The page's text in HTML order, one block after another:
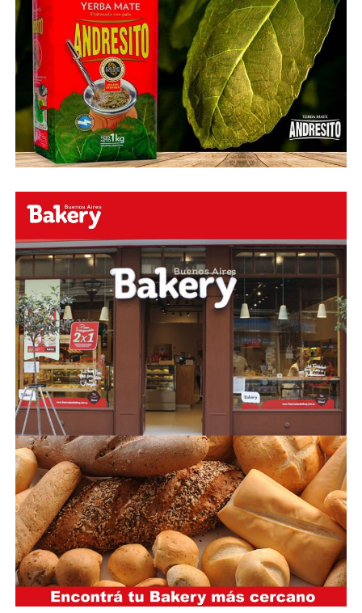
esperamos en el portal de la #radio con la mejor
información y la mejor #música…
#Folklore #tango
#Rock #Nacional,
#RockInternacional,
#RockandRoll, #Noticias y la mejor #Música
Te
esperamos
Faceboock: H2O Radio
Onlinehttps://www.facebook.com/h2oradioonline